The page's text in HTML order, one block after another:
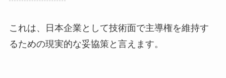
これは、日本企業として技術面で主導権を維持す
るための現実的な妥協策と言えます。